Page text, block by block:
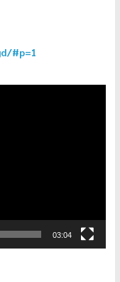
#p=1
03:04